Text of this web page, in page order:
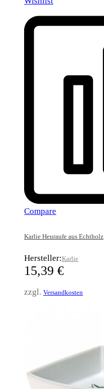
Compare
Karlie Heuraufe aus Echtholz
Hersteller:Karlie
15,39 €
zzgl. Versandkosten